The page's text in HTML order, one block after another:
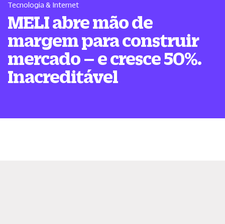
Tecnologia & Internet
MELI abre mão de
margem para construir
mercado – e cresce 50%.
Inacreditável